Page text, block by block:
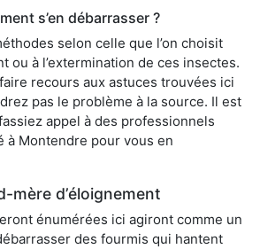
s’en débarrasser ?
selon celle que l’on choisit
ou à l’extermination de ces insectes.
recours aux astuces trouvées ici
pas le problème à la source. Il est
appel à des professionnels
à Montendre pour vous en
mère d’éloignement
énumérées ici agiront comme un
des fourmis qui hantent